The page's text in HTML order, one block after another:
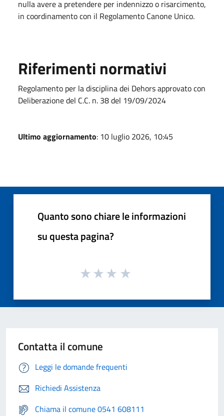
nulla avere a pretendere per indennizzo o risarcimento,
in coordinamento con il Regolamento Canone Unico.
Riferimenti normativi
Regolamento per la disciplina dei Dehors approvato con
Deliberazione del C.C. n. 38 del 19/09/2024
Ultimo aggiornamento: 10 luglio 2026, 10:45
Quanto sono chiare le informazioni
su questa pagina?
Contatta il comune
Leggi le domande frequenti
Richiedi Assistenza
Chiama il comune 0541 608111